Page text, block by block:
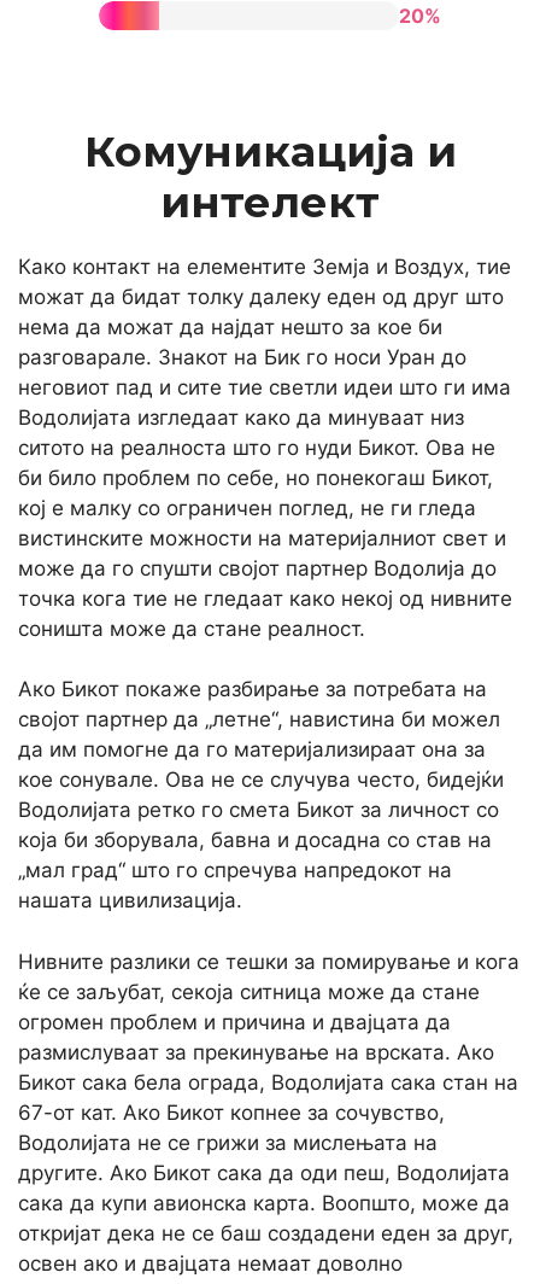
20%
Комуникација и
интелект
Како контакт на елементите Земја и Воздух, тие
можат да бидат толку далеку еден од друг што
нема да можат да најдат нешто за кое би
разговарале. Знакот на Бик го носи Уран до
неговиот пад и сите тие светли идеи што ги има
Водолијата изгледаат како да минуваат низ
ситото на реалноста што го нуди Бикот. Ова не
би било проблем по себе, но понекогаш Бикот,
кој е малку со ограничен поглед, не ги гледа
вистинските можности на материјалниот свет и
може да го спушти својот партнер Водолија до
точка кога тие не гледаат како некој од нивните
соништа може да стане реалност.
Ако Бикот покаже разбирање за потребата на
својот партнер да „летне“, навистина би можел
да им помогне да го материјализираат она за
кое сонувале. Ова не се случува често, бидејќи
Водолијата ретко го смета Бикот за личност со
која би зборувала, бавна и досадна со став на
„мал град“ што го спречува напредокот на
нашата цивилизација.
Нивните разлики се тешки за помирување и кога
ќе се заљубат, секоја ситница може да стане
огромен проблем и причина и двајцата да
размислуваат за прекинување на врската. Ако
Бикот сака бела ограда, Водолијата сака стан на
67-от кат. Ако Бикот копнее за сочувство,
Водолијата не се грижи за мислењата на
другите. Ако Бикот сака да оди пеш, Водолијата
сака да купи авионска карта. Воопшто, може да
откријат дека не се баш создадени еден за друг,
освен ако и двајцата немаат доволно